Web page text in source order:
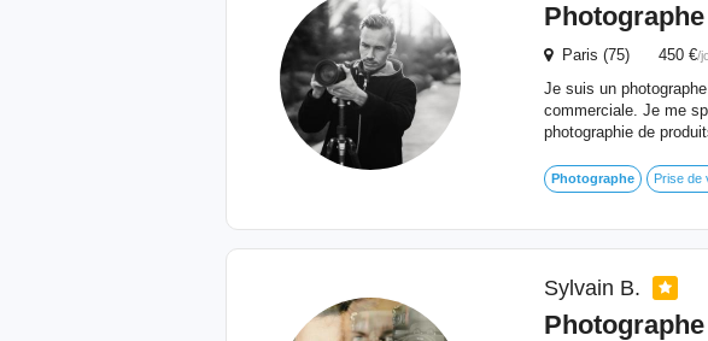
Photographe
Paris (75) 450 €/
Je suis un
commerciale. Je me
photographie de
Photographe Prise de
Sylvain B.
Photographe